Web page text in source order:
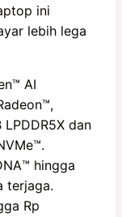
ini
lebih lega
AI
dan
hingga
terjaga.
Rp